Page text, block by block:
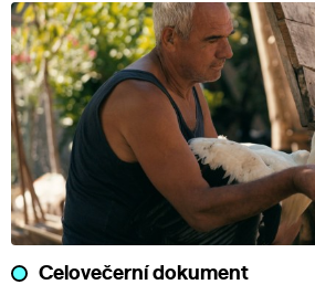
Celovečerní dokument